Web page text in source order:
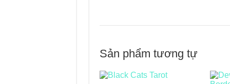
Sản phẩm tương tự